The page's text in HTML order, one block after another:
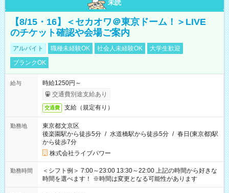
未読
【8/15・16】＜セカオワ＠東京ドーム！＞LIVE
のチケット確認や会場ご案内
アルバイト 職種未経験OK 社会人未経験OK
大学生歓迎
ブランクOK
給与
時給1250円～
交通費別途支給あり
交通費 支給（規定有り）
勤務地
東京都文京区
後楽園駅から徒歩5分 / 水道橋駅から徒歩5分 / 春日(東京都)駅
から徒歩7分
株式会社ライブパワー
勤務時間
＜シフト例＞ 7:00～23:00 13:30～22:00 上記の時間から好きな
時間を選べます！ ※時間は変更となる可能性があります